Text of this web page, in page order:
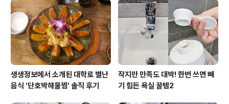
생생정보에서 소개된 대학로 별난
음식 ‘단호박해물찜’ 솔직 후기
작지만 만족도 대박! 한번 쓰면 빼
기 힘든 욕실 꿀템2